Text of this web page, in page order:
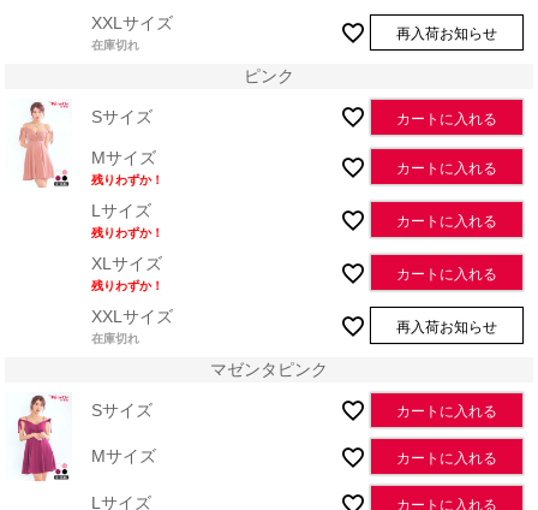
XXLサイズ
在庫切れ
再入荷お知らせ
ピンク
Sサイズ カートに入れる
Mサイズ
残りわずか！
カートに入れる
Lサイズ
残りわずか！
カートに入れる
XLサイズ
残りわずか！
カートに入れる
XXLサイズ
在庫切れ
再入荷お知らせ
マゼンタピンク
Sサイズ カートに入れる
Mサイズ カートに入れる
Lサイズ カートに入れる